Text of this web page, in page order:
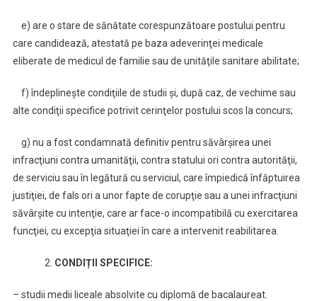
e) are o stare de sănătate corespunzătoare postului pentru
care candidează, atestată pe baza adeverinţei medicale
eliberate de medicul de familie sau de unităţile sanitare abilitate;
f) îndeplineşte condiţiile de studii şi, după caz, de vechime sau
alte condiţii specifice potrivit cerinţelor postului scos la concurs;
g) nu a fost condamnată definitiv pentru săvârşirea unei
infracţiuni contra umanităţii, contra statului ori contra autorităţii,
de serviciu sau în legătură cu serviciul, care împiedică înfăptuirea
justiţiei, de fals ori a unor fapte de corupţie sau a unei infracţiuni
săvârşite cu intenţie, care ar face-o incompatibilă cu exercitarea
funcţiei, cu excepţia situaţiei în care a intervenit reabilitarea.
2. CONDIȚII SPECIFICE:
– studii medii liceale absolvite cu diplomă de bacalaureat.